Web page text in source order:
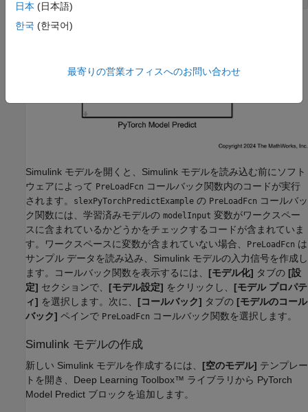
Simulink モデルを開くと、Simulink モデルを読み込む前にソフト
ウェアによって PreLoadFcn コールバック関数内のコードが実行
されます。
slexPyTorchPredictExample の PreLoadFcn コールバッ
ク関数には、学習済みモデルの modelInput 変数がワークスペー
スに含まれているかどうかをチェックするコードが含まれていま
す。ワークスペースに変数が含まれていない場合、
PreLoadFcn は
サンプル データを読み込み、Simulink モデルの入力信号を作成し
ます。コールバック関数を表示するには、 [モデル化] タブの [設
定] セクションで、 [モデル設定] をクリックし、 [モデル プロパテ
ィ] を選択します。次に、 [コールバック] タブの [モデルのコール
バック] ペインで PreLoadFcn コールバック関数を選択します。
Simulink モデルの作成
新しい Simulink モデルを作成するには、 [空のモデル] テンプレー
トを開き、Deep Learning Toolbox™ ライブラリから PyTorch
Model Predict ブロックを追加します。
日本 (日本語)
한국 (한국어)
最寄りの営業オフィスへのお問い合わせ